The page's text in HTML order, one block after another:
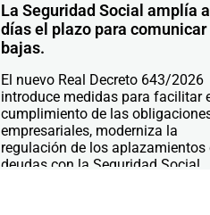
La Seguridad Social amplía
días el plazo para comunicar
bajas.
El nuevo Real Decreto 643/2026
introduce medidas para facilitar
cumplimiento de las
empresariales, moderniza la
regulación de los aplazamientos
deudas con la Seguridad Social